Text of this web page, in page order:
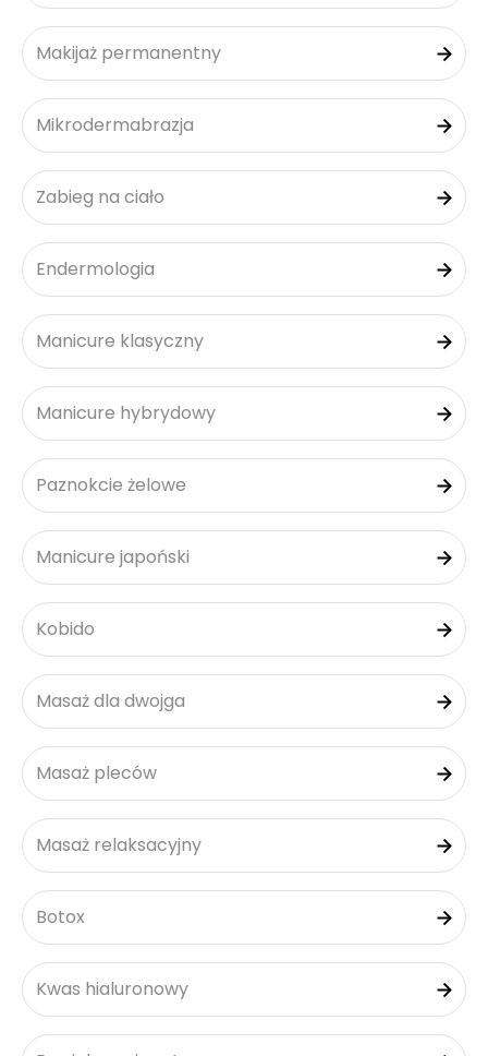
Makijaż permanentny
Mikrodermabrazja
Zabieg na ciało
Endermologia
Manicure klasyczny
Manicure hybrydowy
Paznokcie żelowe
Manicure japoński
Kobido
Masaż dla dwojga
Masaż pleców
Masaż relaksacyjny
Botox
Kwas hialuronowy